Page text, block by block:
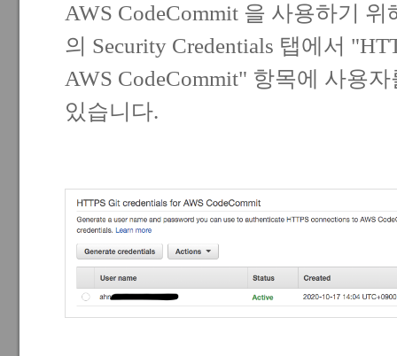
AWS CodeCommit 을 사용하기
의 Security Credentials 탭에서
AWS CodeCommit" 항목에 사용
있습니다.